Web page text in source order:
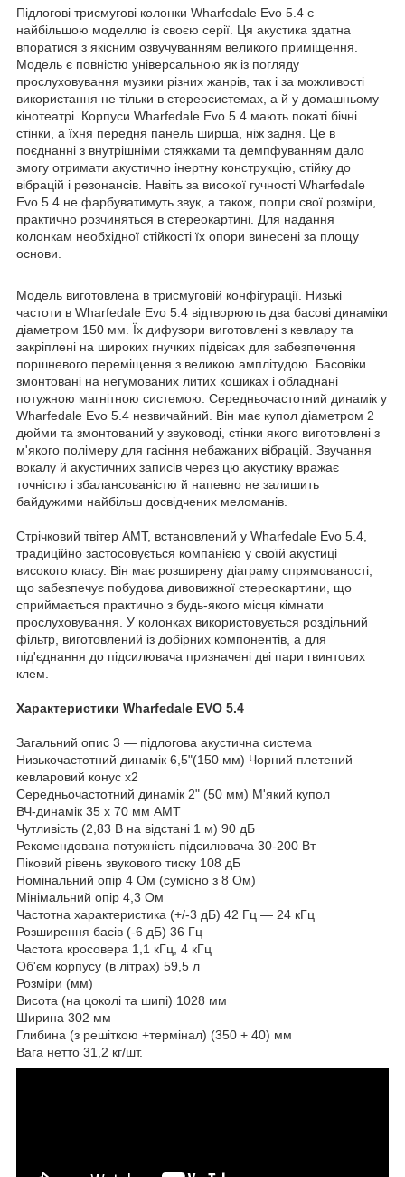
Підлогові трисмугові колонки Wharfedale Evo 5.4 є
найбільшою моделлю із своєю серії. Ця акустика здатна
впоратися з якісним озвучуванням великого приміщення.
Модель є повністю універсальною як із погляду
прослуховування музики різних жанрів, так і за можливості
використання не тільки в стереосистемах, а й у домашньому
кінотеатрі. Корпуси Wharfedale Evo 5.4 мають покаті бічні
стінки, а їхня передня панель ширша, ніж задня. Це в
поєднанні з внутрішніми стяжками та демпфуванням дало
змогу отримати акустично інертну конструкцію, стійку до
вібрацій і резонансів. Навіть за високої гучності Wharfedale
Evo 5.4 не фарбуватимуть звук, а також, попри свої розміри,
практично розчиняться в стереокартині. Для надання
колонкам необхідної стійкості їх опори винесені за площу
основи.
Модель виготовлена в трисмуговій конфігурації. Низькі
частоти в Wharfedale Evo 5.4 відтворюють два басові динаміки
діаметром 150 мм. Їх дифузори виготовлені з кевлару та
закріплені на широких гнучких підвісах для забезпечення
поршневого переміщення з великою амплітудою. Басовіки
змонтовані на негумованих литих кошиках і обладнані
потужною магнітною системою. Середньочастотний динамік у
Wharfedale Evo 5.4 незвичайний. Він має купол діаметром 2
дюйми та змонтований у звуководі, стінки якого виготовлені з
м'якого полімеру для гасіння небажаних вібрацій. Звучання
вокалу й акустичних записів через цю акустику вражає
точністю і збалансованістю й напевно не залишить
байдужими найбільш досвідчених меломанів.
Стрічковий твітер AMT, встановлений у Wharfedale Evo 5.4,
традиційно застосовується компанією у своїй акустиці
високого класу. Він має розширену діаграму спрямованості,
що забезпечує побудова дивовижної стереокартини, що
сприймається практично з будь-якого місця кімнати
прослуховування. У колонках використовується роздільний
фільтр, виготовлений із добірних компонентів, а для
під'єднання до підсилювача призначені дві пари гвинтових
клем.
Характеристики Wharfedale EVO 5.4
Загальний опис 3 — підлогова акустична система
Низькочастотний динамік 6,5"(150 мм) Чорний плетений
кевларовий конус x2
Середньочастотний динамік 2" (50 мм) М'який купол
ВЧ-динамік 35 x 70 мм AMT
Чутливість (2,83 В на відстані 1 м) 90 дБ
Рекомендована потужність підсилювача 30-200 Вт
Піковий рівень звукового тиску 108 дБ
Номінальний опір 4 Ом (сумісно з 8 Ом)
Мінімальний опір 4,3 Ом
Частотна характеристика (+/-3 дБ) 42 Гц — 24 кГц
Розширення басів (-6 дБ) 36 Гц
Частота кросовера 1,1 кГц, 4 кГц
Об'єм корпусу (в літрах) 59,5 л
Розміри (мм)
Висота (на цоколі та шипі) 1028 мм
Ширина 302 мм
Глибина (з решіткою +термінал) (350 + 40) мм
Вага нетто 31,2 кг/шт.